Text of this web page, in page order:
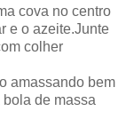
cova no centro
e o azeite.Junte
colher
amassando bem
de massa